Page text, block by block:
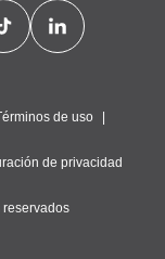
de uso
de privacidad